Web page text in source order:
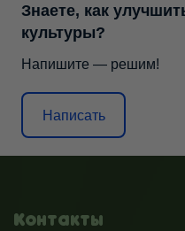
Знаете, как
культуры?
Напишите — решим!
Написать
Контакты